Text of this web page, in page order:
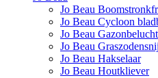
Jo Beau
Jo Beau Cycloon
Jo Beau
Jo Beau
Jo Beau Hakselaar
Jo Beau Houtkliever